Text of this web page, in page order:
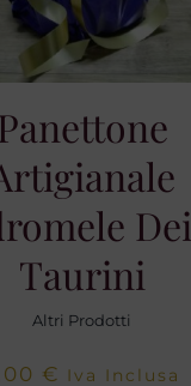
Dei
Taurini
Altri Prodotti
€ Iva Inclusa